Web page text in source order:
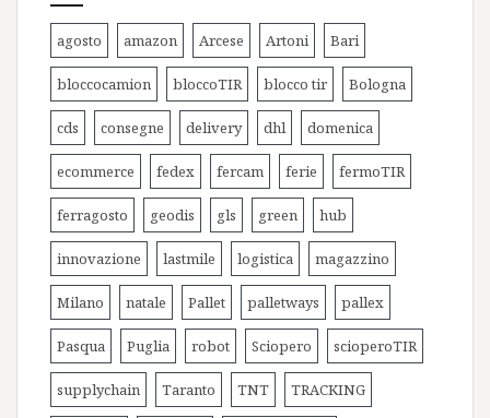
agosto amazon Arcese Artoni Bari
bloccocamion bloccoTIR blocco tir Bologna
cds consegne delivery dhl domenica
ecommerce fedex fercam ferie fermoTIR
ferragosto geodis gls green hub
innovazione lastmile logistica magazzino
Milano natale Pallet palletways pallex
Pasqua Puglia robot Sciopero scioperoTIR
supplychain Taranto TNT TRACKING